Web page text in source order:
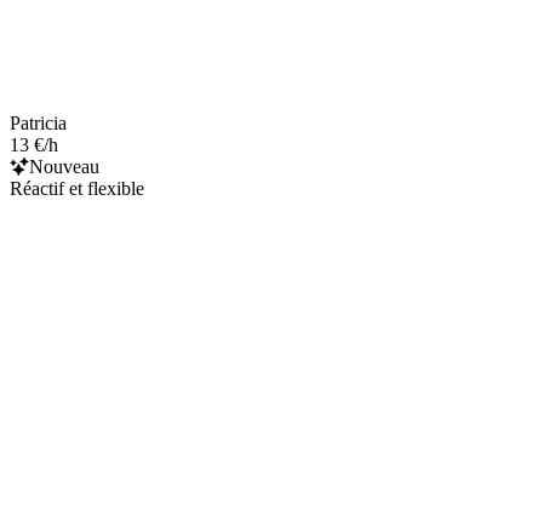
Patricia
13 €/h
Nouveau
Réactif et flexible